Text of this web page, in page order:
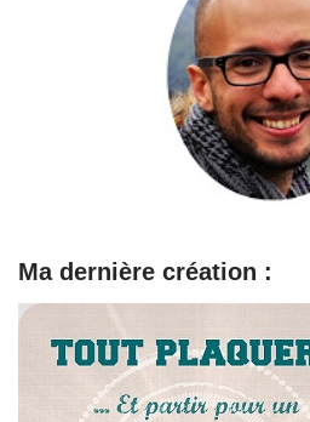
Ma dernière création :